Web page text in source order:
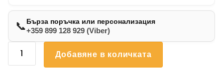
📞Бърза поръчка или персонализация
+359 899 128 929 (Viber)
количество
Добавяне в количката